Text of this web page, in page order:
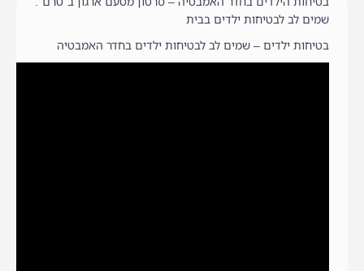
שמים לב לבטיחות ילדים בבית
בטיחות ילדים – שמים לב לבטיחות ילדים בחדר האמבטיה